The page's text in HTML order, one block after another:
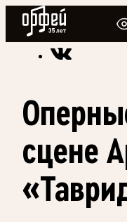
Радио Орфей
Радио
сцене